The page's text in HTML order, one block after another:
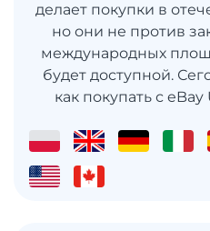
делает покупки в
но они не против
международных
будет доступной.
как покупать с eBay